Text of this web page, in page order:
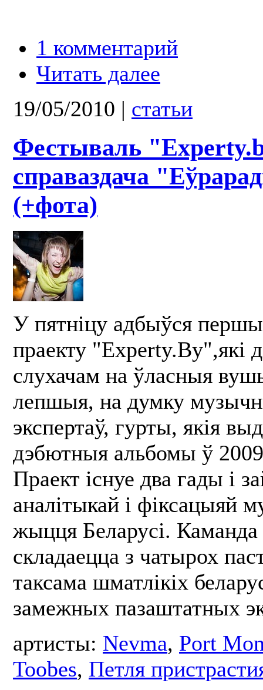
1 комментарий
Читать далее
19/05/2010 | статьи
Фестываль
справаздача
(+фота)
У пятніцу адбыўся
праекту "Experty.By",які
слухачам на ўласныя
лепшыя, на думку
экспертаў, гурты, якія
дэбютныя альбомы ў 2009
Праект існуе два гады і
аналітыкай і фіксацыяй
жыцця Беларусі. Каманда
складаецца з чатырох
таксама шматлікіх
замежных пазаштатных
артисты: Nevma, Port
Toobes, Петля